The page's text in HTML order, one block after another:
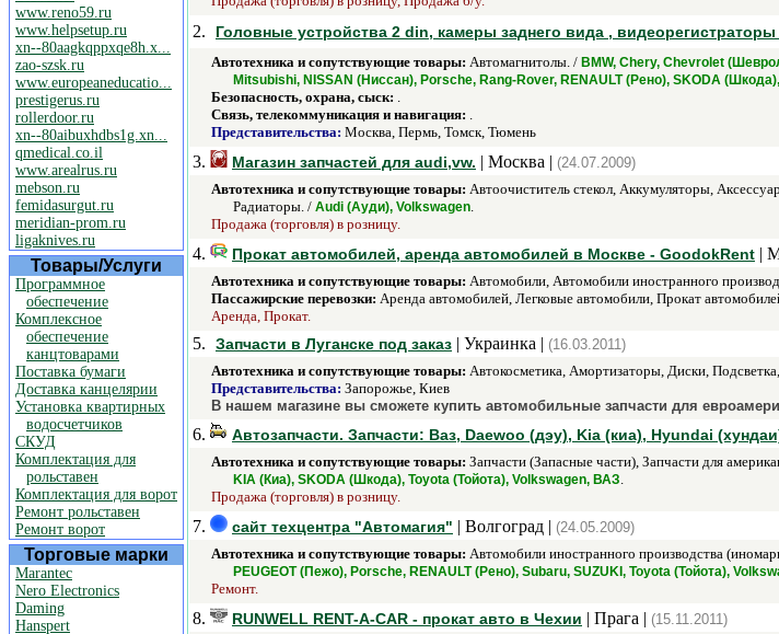
www.reno59.ru
www.helpsetup.ru
xn--80aagkqppxqe8h.x...
zao-szsk.ru
www.europeaneducatio...
prestigerus.ru
rollerdoor.ru
xn--80aibuxhdbs1g.xn...
qmedical.co.il
www.arealrus.ru
mebson.ru
femidasurgut.ru
meridian-prom.ru
ligaknives.ru
Товары/Услуги
Программное
обеспечение
Комплексное
обеспечение
канцтоварами
Поставка бумаги
Доставка канцелярии
Установка квартирных
водосчетчиков
СКУД
Комплектация для
рольставен
Комплектация для ворот
Ремонт рольставен
Ремонт ворот
Торговые марки
Marantec
Nero Electronics
Daming
Hanspert
2. Головные устройства 2 din, камеры заднего вида , видеорегистраторы
Автотехника и сопутствующие товары: Автомагнитолы. / BMW, Chery, Chevrolet
Mitsubishi, NISSAN (Ниссан), Porsche, Rang-Rover, RENAULT (Рено), SKODA
Безопасность, охрана, сыск: .
Связь, телекоммуникация и навигация: .
Представительства: Москва, Пермь, Томск, Тюмень
3. Магазин запчастей для audi,vw. | Москва | (24.07.2009)
Автотехника и сопутствующие товары: Автоочиститель стекол, Аккумуляторы,
Радиаторы. / Audi (Ауди), Volkswagen.
Продажа (торговля) в розницу.
4. Прокат автомобилей, аренда автомобилей в Москве - GoodokRent |
Автотехника и сопутствующие товары: Автомобили, Автомобили иностранного
Пассажирские перевозки: Аренда автомобилей, Легковые автомобили, Прокат
Аренда, Прокат.
5. Запчасти в Луганске под заказ | Украинка | (16.03.2011)
Автотехника и сопутствующие товары: Автокосметика, Амортизаторы, Диски,
Представительства: Запорожье, Киев
В нашем магазине вы сможете купить автомобильные запчасти для
6. Автозапчасти. Запчасти: Ваз, Daewoo (дэу), Kia (киа), Hyundai
Автотехника и сопутствующие товары: Запчасти (Запасные части), Запчасти для
KIA (Киа), SKODA (Шкода), Toyota (Тойота), Volkswagen, ВАЗ.
Продажа (торговля) в розницу.
7. сайт техцентра "Автомагия" | Волгоград | (24.05.2009)
Автотехника и сопутствующие товары: Автомобили иностранного производства
PEUGEOT (Пежо), Porsche, RENAULT (Рено), Subaru, SUZUKI, Toyota (Тойота),
Ремонт.
8. RUNWELL RENT-A-CAR - прокат авто в Чехии | Прага | (15.11.2011)